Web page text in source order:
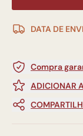
DATA DE
Compra
ADICIONAR